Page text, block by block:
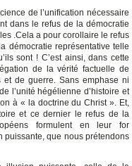
de l’unification nécessaire
dans le refus de la démocratie
.Cela a pour corollaire le refus
démocratie représentative telle
sont ! C’est ainsi, dans cette
de la vérité factuelle de
et de guerre. Sans emphase ni
l’unité hégélienne d’histoire et
à « la doctrine du Christ ». Et,
et ce dernier le refus de la
formulent en leur for
puissante, que nous prétendons